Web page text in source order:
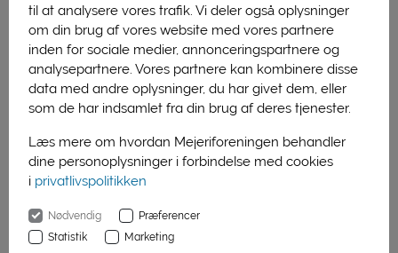
til at analysere vores trafik. Vi deler også oplysninger
om din brug af vores website med vores partnere
inden for sociale medier, annonceringspartnere og
analysepartnere. Vores partnere kan kombinere disse
data med andre oplysninger, du har givet dem, eller
som de har indsamlet fra din brug af deres tjenester.
Læs mere om hvordan Mejeriforeningen behandler
dine personoplysninger i forbindelse med cookies
i privatlivspolitikken
Nødvendig
Præferencer
Statistik
Marketing
01. januar 2016